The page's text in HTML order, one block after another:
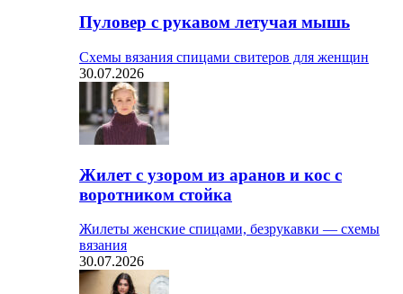
Пуловер с рукавом летучая мышь
Схемы вязания спицами свитеров для женщин
30.07.2026
Жилет с узором из аранов и кос с
воротником стойка
Жилеты женские спицами, безрукавки — схемы
вязания
30.07.2026